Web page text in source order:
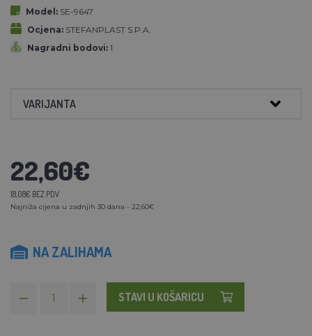
Model: SE-9647
Ocjena: STEFANPLAST S.P.A.
Nagradni bodovi: 1
VARIJANTA
22,60€
18,08€ BEZ PDV
Najniža cijena u zadnjih 30 dana - 22,60€
NA ZALIHAMA
STAVI U KOŠARICU